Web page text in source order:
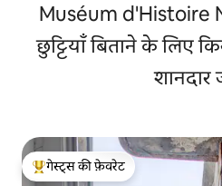
Muséum d'Histoire
छुट्टियाँ बिताने के लिए
शानदार
गेस्ट्स का टॉप फ़ेवरेट
गेस्ट्स की फ़ेवरेट